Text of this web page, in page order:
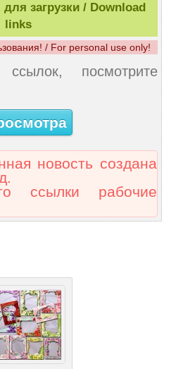
загрузки / Download
links
/ For personal use only!
посмотрите
новость создана
ссылки рабочие